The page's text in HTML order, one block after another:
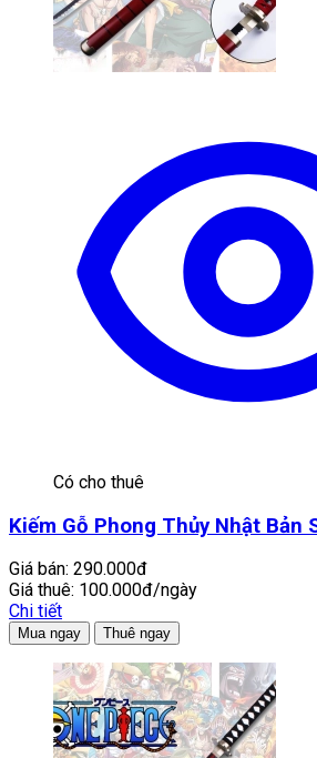
Có cho thuê
Kiếm Gỗ Phong Thủy Nhật Bản
Giá bán: 290.000đ
Giá thuê: 100.000đ/ngày
Chi tiết
Mua ngay Thuê ngay